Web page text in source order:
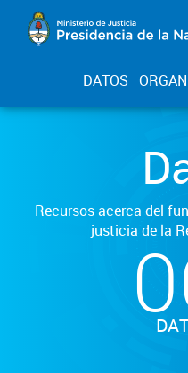
DATOS
Recursos acerca del
justicia de la